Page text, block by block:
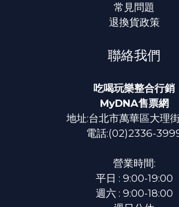
常見問題
退換貨政策
聯絡我們
吃喝玩樂整合行銷
MyDNA售票網
地址:台北市萬華區大理
電話:(02)2336-
營業時間:
平日 : 9:00-19:00
週六 : 9:00-18:00